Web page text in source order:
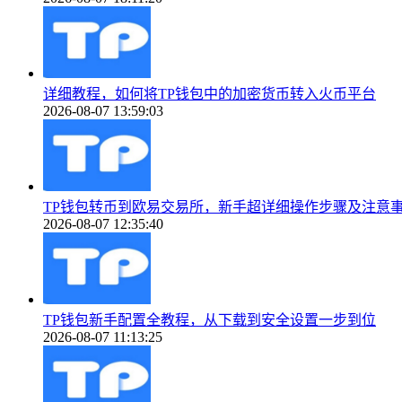
详细教程，如何将TP钱包中的加密货币转入火币平台
2026-08-07 13:59:03
TP钱包转币到欧易交易所，新手超详细操作步骤及注意
2026-08-07 12:35:40
TP钱包新手配置全教程，从下载到安全设置一步到位
2026-08-07 11:13:25